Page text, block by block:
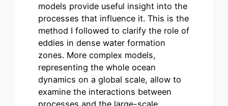
models provide useful insight into the
processes that influence it. This is the
method I followed to clarify the role of
eddies in dense water formation
zones. More complex models,
representing the whole ocean
dynamics on a global scale, allow to
examine the interactions between
processes and the large-scale